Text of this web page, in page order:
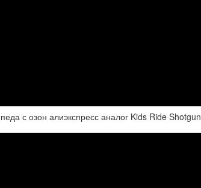
с озон алиэкспресс аналог Kids Ride Shotgun